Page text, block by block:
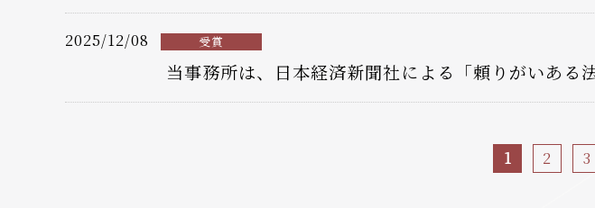
2025/12/08 受賞
当事務所は、日本経済新聞社による「頼りがいある
1 2 3